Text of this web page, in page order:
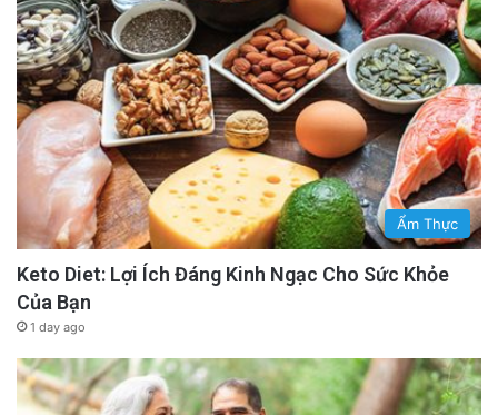
Ẩm Thực
Keto Diet: Lợi Ích Đáng Kinh Ngạc Cho Sức Khỏe
Của Bạn
1 day ago